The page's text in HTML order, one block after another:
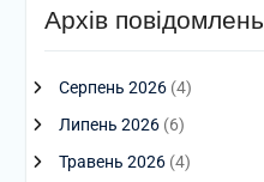
Архів повідомлень
Серпень 2026(4)
Липень 2026(6)
Травень 2026(4)